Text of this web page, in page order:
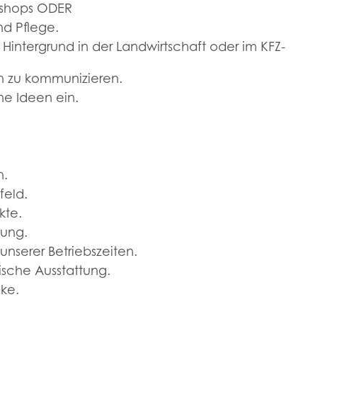
ODER
Pflege.
in der Landwirtschaft oder im KFZ-
zu kommunizieren.
Ideen ein.
Betriebszeiten.
Ausstattung.